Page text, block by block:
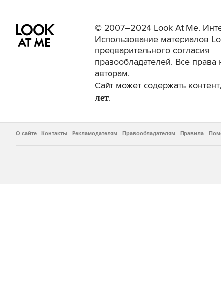
© 2007–2024 Look At Me.
Использование материалов
предварительного согласия
правообладателей. Все права
авторам.
Сайт может содержать
лет.
О сайте Контакты Рекламодателям Правообладателям Правила